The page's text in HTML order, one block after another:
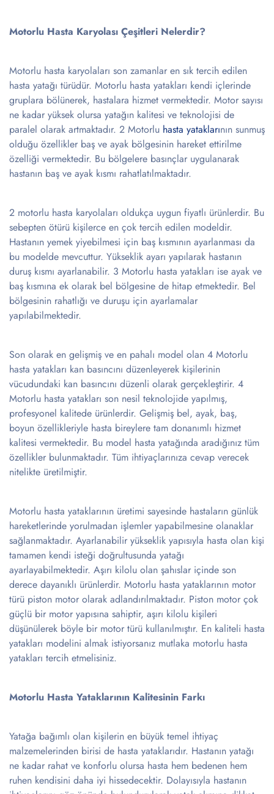
Motorlu Hasta Karyolası Çeşitleri Nelerdir?
Motorlu hasta karyolaları son zamanlar en sık tercih edilen
hasta yatağı türüdür. Motorlu hasta yatakları kendi içlerinde
gruplara bölünerek, hastalara hizmet vermektedir. Motor sayısı
ne kadar yüksek olursa yatağın kalitesi ve teknolojisi de
paralel olarak artmaktadır. 2 Motorlu hasta yataklarının sunmuş
olduğu özellikler baş ve ayak bölgesinin hareket ettirilme
özelliği vermektedir. Bu bölgelere basınçlar uygulanarak
hastanın baş ve ayak kısmı rahatlatılmaktadır.
2 motorlu hasta karyolaları oldukça uygun fiyatlı ürünlerdir. Bu
sebepten ötürü kişilerce en çok tercih edilen modeldir.
Hastanın yemek yiyebilmesi için baş kısmının ayarlanması da
bu modelde mevcuttur. Yükseklik ayarı yapılarak hastanın
duruş kısmı ayarlanabilir. 3 Motorlu hasta yatakları ise ayak ve
baş kısmına ek olarak bel bölgesine de hitap etmektedir. Bel
bölgesinin rahatlığı ve duruşu için ayarlamalar
yapılabilmektedir.
Son olarak en gelişmiş ve en pahalı model olan 4 Motorlu
hasta yatakları kan basıncını düzenleyerek kişilerinin
vücudundaki kan basıncını düzenli olarak gerçekleştirir. 4
Motorlu hasta yatakları son nesil teknolojide yapılmış,
profesyonel kalitede ürünlerdir. Gelişmiş bel, ayak, baş,
boyun özellikleriyle hasta bireylere tam donanımlı hizmet
kalitesi vermektedir. Bu model hasta yatağında aradığınız tüm
özellikler bulunmaktadır. Tüm ihtiyaçlarınıza cevap verecek
nitelikte üretilmiştir.
Motorlu hasta yataklarının üretimi sayesinde hastaların günlük
hareketlerinde yorulmadan işlemler yapabilmesine olanaklar
sağlanmaktadır. Ayarlanabilir yükseklik yapısıyla hasta olan kişi
tamamen kendi isteği doğrultusunda yatağı
ayarlayabilmektedir. Aşırı kilolu olan şahıslar içinde son
derece dayanıklı ürünlerdir. Motorlu hasta yataklarının motor
türü piston motor olarak adlandırılmaktadır. Piston motor çok
güçlü bir motor yapısına sahiptir, aşırı kilolu kişileri
düşünülerek böyle bir motor türü kullanılmıştır. En kaliteli hasta
yatakları modelini almak istiyorsanız mutlaka motorlu hasta
yatakları tercih etmelisiniz.
Motorlu Hasta Yataklarının Kalitesinin Farkı
Yatağa bağımlı olan kişilerin en büyük temel ihtiyaç
malzemelerinden birisi de hasta yataklarıdır. Hastanın yatağı
ne kadar rahat ve konforlu olursa hasta hem bedenen hem
ruhen kendisini daha iyi hissedecektir. Dolayısıyla hastanın